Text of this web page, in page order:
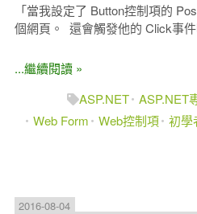
「當我設定了 Button控制項的
個網頁。 還會觸發他的 Click事件
...繼續閱讀 »
ASP.NET ASP.NET
Web Form
Web控制項 初學
2016-08-04